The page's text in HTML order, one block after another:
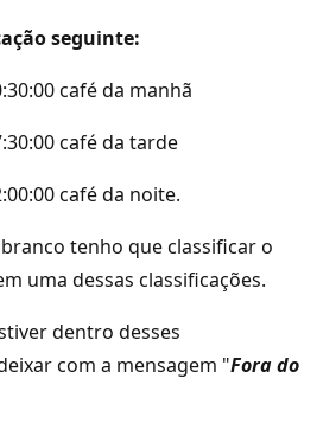
seguinte:
café da manhã
café da tarde
café da noite.
tenho que classificar o
uma dessas classificações.
dentro desses
com a mensagem "Fora do